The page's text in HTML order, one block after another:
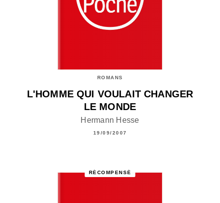
ROMANS
L'HOMME QUI VOULAIT CHANGER
LE MONDE
Hermann Hesse
19/09/2007
RÉCOMPENSÉ